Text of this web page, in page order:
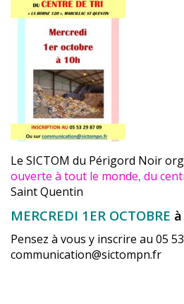
Le SICTOM du Périgord Noir
ouverte à tout le monde, du
Saint Quentin
MERCREDI 1ER OCTOBRE à
Pensez à vous y inscrire au 05
communication@sictompn.fr